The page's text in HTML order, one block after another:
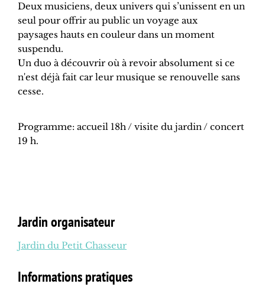
Deux musiciens, deux univers qui s’unissent en un
seul pour offrir au public un voyage aux
paysages hauts en couleur dans un moment
suspendu.
Un duo à découvrir où à revoir absolument si ce
n'est déjà fait car leur musique se renouvelle sans
cesse.
Programme: accueil 18h / visite du jardin / concert
19 h.
Jardin organisateur
Jardin du Petit Chasseur
Informations pratiques